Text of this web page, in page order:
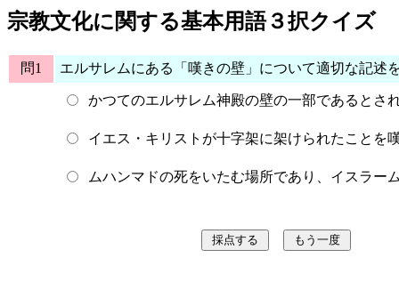
宗教文化に関する基本用語３択クイズ
問1 エルサレムにある「嘆きの壁」について適切な記述
かつてのエルサレム神殿の壁の一部であるとさ
イエス・キリストが十字架に架けられたことを
ムハンマドの死をいたむ場所であり、イスラー